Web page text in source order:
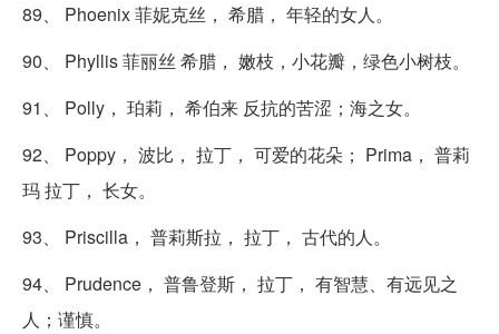
89、 Phoenix 菲妮克丝， 希腊， 年轻的女人。
90、 Phyllis 菲丽丝 希腊， 嫩枝，小花瓣，绿色小树枝。
91、 Polly， 珀莉， 希伯来 反抗的苦涩；海之女。
92、 Poppy， 波比， 拉丁， 可爱的花朵； Prima， 普莉
玛 拉丁， 长女。
93、 Priscilla， 普莉斯拉， 拉丁， 古代的人。
94、 Prudence， 普鲁登斯， 拉丁， 有智慧、有远见之
人；谨慎。